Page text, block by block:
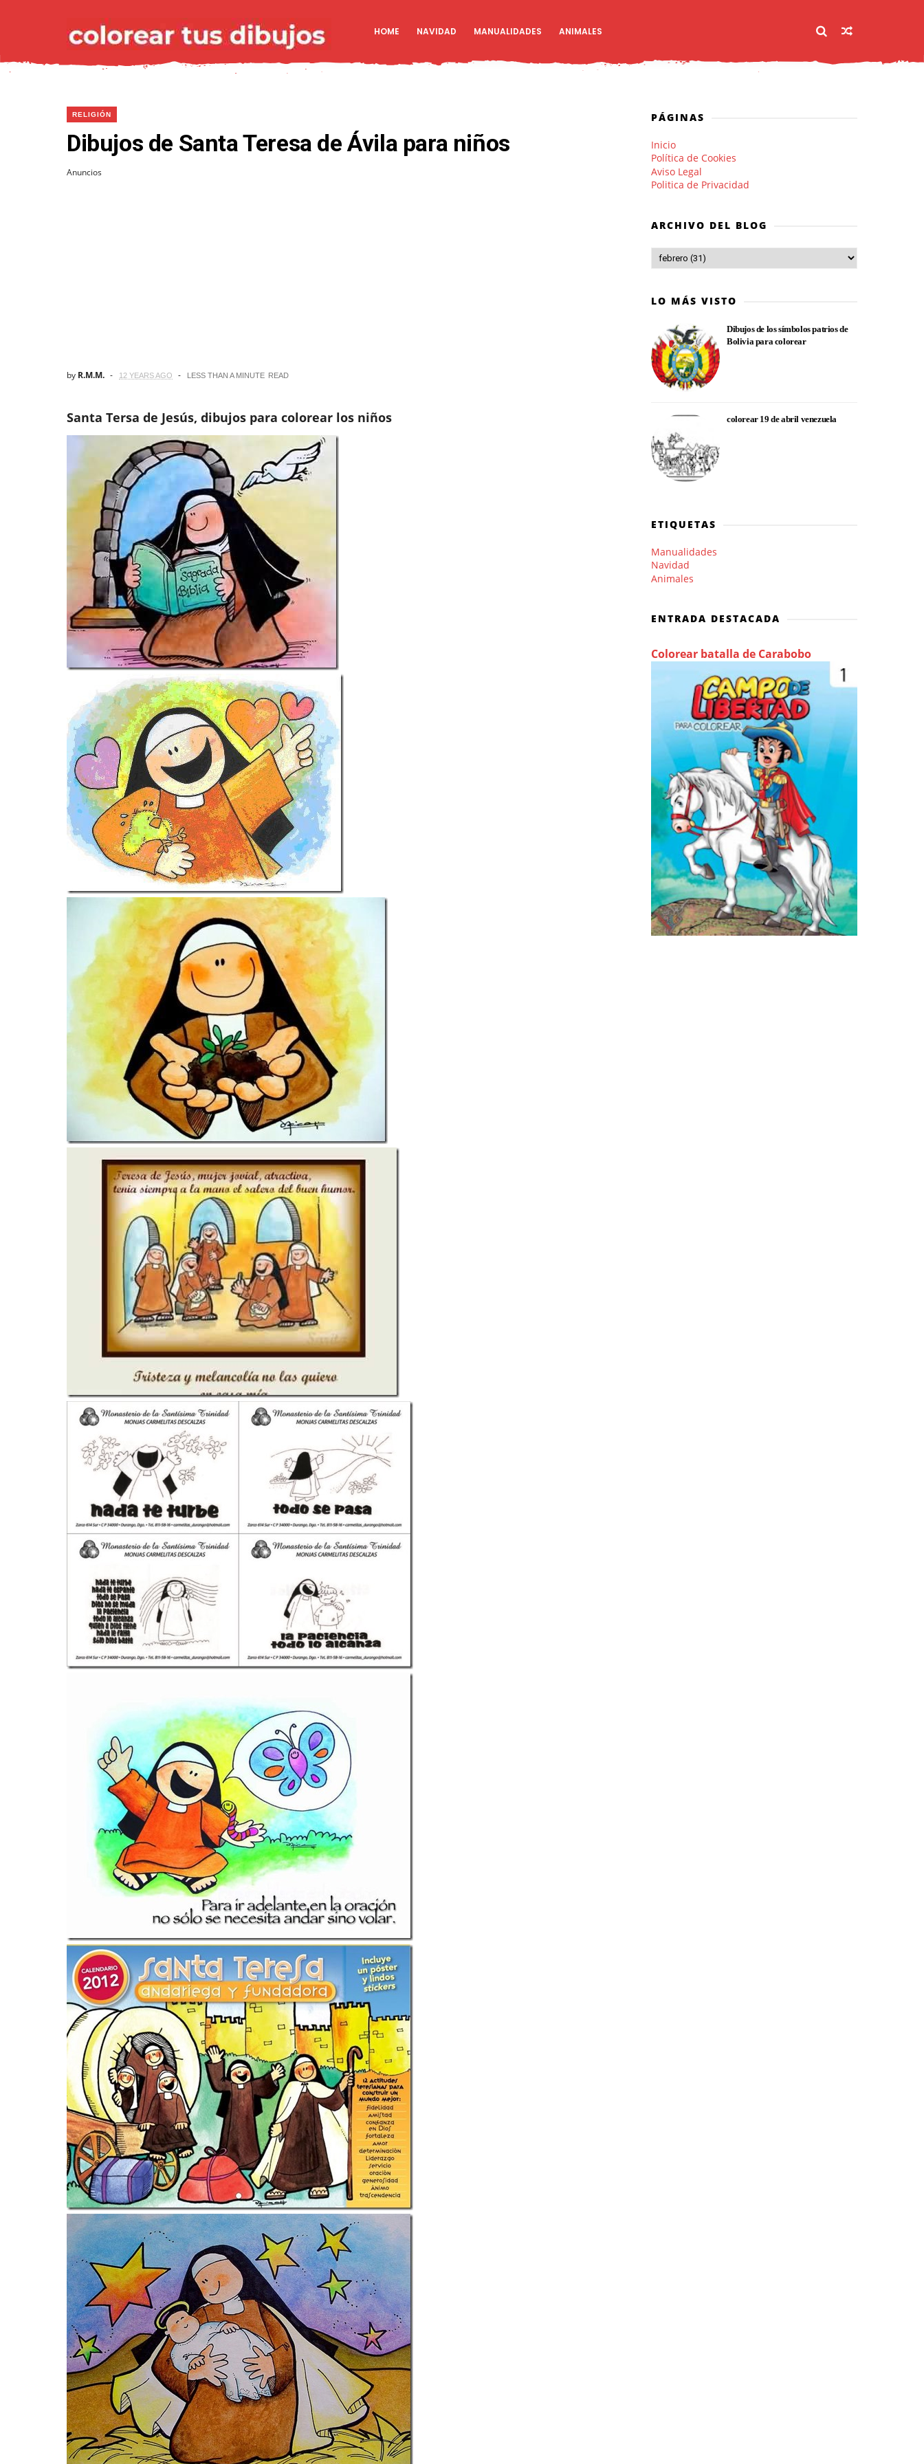
HOME NAVIDAD MANUALIDADES ANIMALES
RELIGIÓN
Dibujos de Santa Teresa de Ávila para niños
Anuncios
by R.M.M. 12 YEARS AGO LESS THAN A MINUTE READ
Santa Tersa de Jesús, dibujos para colorear los niños
PÁGINAS
Inicio
Política de Cookies
Aviso Legal
Politica de Privacidad
ARCHIVO DEL BLOG
LO MÁS VISTO
Dibujos de los símbolos patrios de
Bolivia para colorear
colorear 19 de abril venezuela
ETIQUETAS
Manualidades
Navidad
Animales
ENTRADA DESTACADA
Colorear batalla de Carabobo